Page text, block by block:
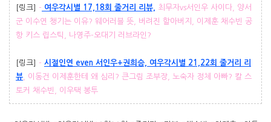
[링크] - 여우각시별 17,18회 줄거리 리뷰,
최무자vs서인우 사이다, 양서
군 이수연 챙기는 이유? 웨어러블 뜻, 버려진 할아버지, 이제훈 채수빈 공
항 키스 립스틱, 나영주-오대기 러브라인?
[링크] - 시절인연 even 서인우+권희승, 여우각시별 21,22회 줄거리 리
뷰 , 이동건 이제훈한테 왜 심리? 큰그림 조부장, 노숙자 정체 아빠? 칼 스
토커 채수빈, 이우택 봉투